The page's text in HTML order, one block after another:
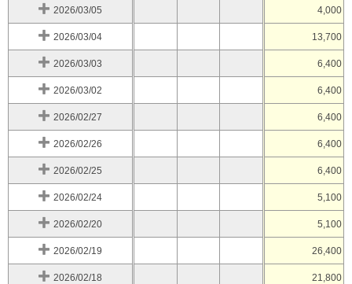
2026/03/05 4,000
2026/03/04 13,700
2026/03/03 6,400
2026/03/02 6,400
2026/02/27 6,400
2026/02/26 6,400
2026/02/25 6,400
2026/02/24 5,100
2026/02/20 5,100
2026/02/19 26,400
2026/02/18 21,800